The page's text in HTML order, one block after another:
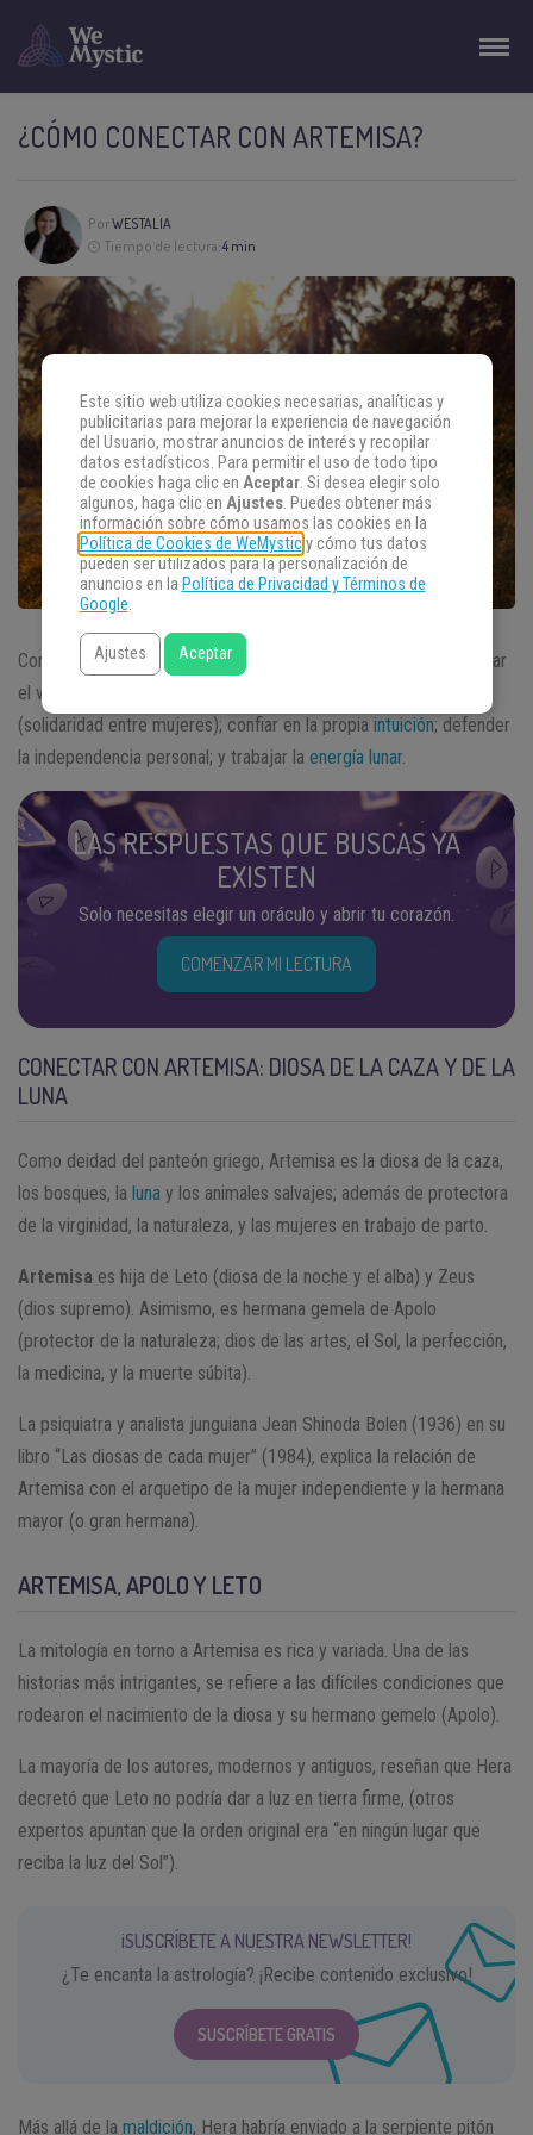
¿CÓMO CONECTAR CON ARTEMISA?
PorWESTALIA
Tiempo de lectura:4 min
Conectar conArtemisaes un valioso recurso a la hora de reforzar
el vínculo con la naturaleza; integrar el concepto de sororidad
(solidaridad entre mujeres); confiar en la propia intuición; defender
la independencia personal; y trabajar la energía lunar.
LAS RESPUESTAS QUE BUSCAS YA
EXISTEN
Solo necesitas elegir un oráculo y abrir tu corazón.
COMENZAR MI LECTURA
CONECTAR CON ARTEMISA: DIOSA DE LA CAZA Y DE LA
LUNA
Como deidad del panteón griego, Artemisa es la diosa de la caza,
los bosques, la luna y los animales salvajes; además de protectora
de la virginidad, la naturaleza, y las mujeres en trabajo de parto.
Artemisa es hija de Leto (diosa de la noche y el alba) y Zeus
(dios supremo). Asimismo, es hermana gemela de Apolo
(protector de la naturaleza; dios de las artes, el Sol, la perfección,
la medicina, y la muerte súbita).
La psiquiatra y analista junguiana Jean Shinoda Bolen (1936) en su
libro “Las diosas de cada mujer” (1984), explica la relación de
Artemisa con el arquetipo de la mujer independiente y la hermana
mayor (o gran hermana).
ARTEMISA, APOLO Y LETO
La mitología en torno a Artemisa es rica y variada. Una de las
historias más intrigantes, se refiere a las difíciles condiciones que
rodearon el nacimiento de la diosa y su hermano gemelo (Apolo).
La mayoría de los autores, modernos y antiguos, reseñan que Hera
decretó que Leto no podría dar a luz en tierra firme, (otros
expertos apuntan que la orden original era “en ningún lugar que
reciba la luz del Sol”).
¡SUSCRÍBETE A NUESTRA NEWSLETTER!
¿Te encanta la astrología? ¡Recibe contenido exclusivo!
SUSCRÍBETE GRATIS
Más allá de la maldición, Hera habría enviado a la serpiente pitón
Este sitio web utiliza cookies necesarias, analíticas y
publicitarias para mejorar la experiencia de navegación
del Usuario, mostrar anuncios de interés y recopilar
datos estadísticos. Para permitir el uso de todo tipo
de cookies haga clic en Aceptar. Si desea elegir solo
algunos, haga clic en Ajustes. Puedes obtener más
información sobre cómo usamos las cookies en la
Política de Cookies de WeMysticy cómo tus datos
pueden ser utilizados para la personalización de
anuncios en la Política de Privacidad y Términos de
Google.
Ajustes Aceptar